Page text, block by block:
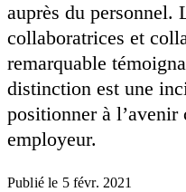
auprès du personnel.
collaboratrices et
remarquable
distinction est une
positionner à l’avenir
employeur.
Publié le 5 févr. 2021